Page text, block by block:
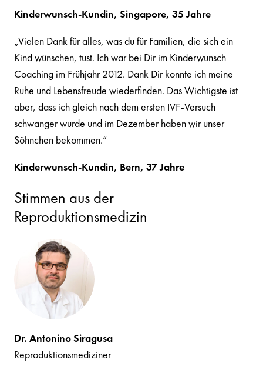
Kinderwunsch-Kundin, Singapore, 35 Jahre
„Vielen Dank für alles, was du für Familien, die sich ein
Kind wünschen, tust. Ich war bei Dir im Kinderwunsch
Coaching im Frühjahr 2012. Dank Dir konnte ich meine
Ruhe und Lebensfreude wiederfinden. Das Wichtigste ist
aber, dass ich gleich nach dem ersten IVF-Versuch
schwanger wurde und im Dezember haben wir unser
Söhnchen bekommen.“
Kinderwunsch-Kundin, Bern, 37 Jahre
Stimmen aus der
Reproduktionsmedizin
Dr. Antonino Siragusa
Reproduktionsmediziner